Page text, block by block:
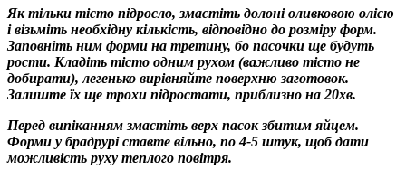
Як тільки тісто підросло, змастіть долоні оливковою олією
і візьміть необхідну кількість, відповідно до розміру форм.
Заповніть ним форми на третину, бо пасочки ще будуть
рости. Кладіть тісто одним рухом (важливо тісто не
добирати), легенько вирівняйте поверхню заготовок.
Залиште їх ще трохи підростати, приблизно на 20хв.
Перед випіканням змастіть верх пасок збитим яйцем.
Форми у брадрурі ставте вільно, по 4-5 штук, щоб дати
можливість руху теплого повітря.